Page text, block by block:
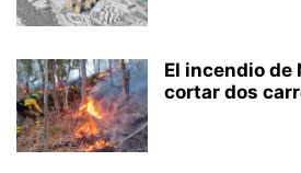
El incendio de
cortar dos